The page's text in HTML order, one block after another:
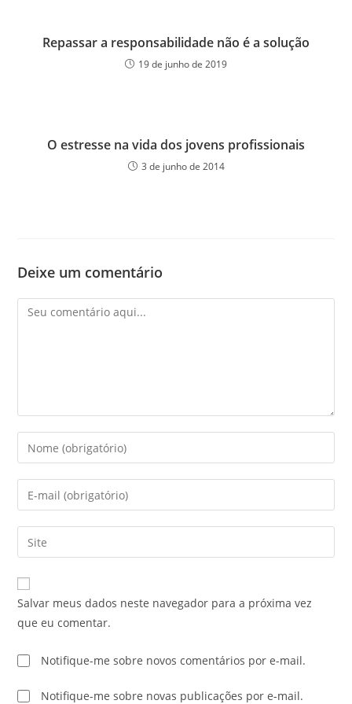
Repassar a responsabilidade não é a solução
19 de junho de 2019
O estresse na vida dos jovens profissionais
3 de junho de 2014
Deixe um comentário
Salvar meus dados neste navegador para a próxima vez
que eu comentar.
Notifique-me sobre novos comentários por e-mail.
Notifique-me sobre novas publicações por e-mail.